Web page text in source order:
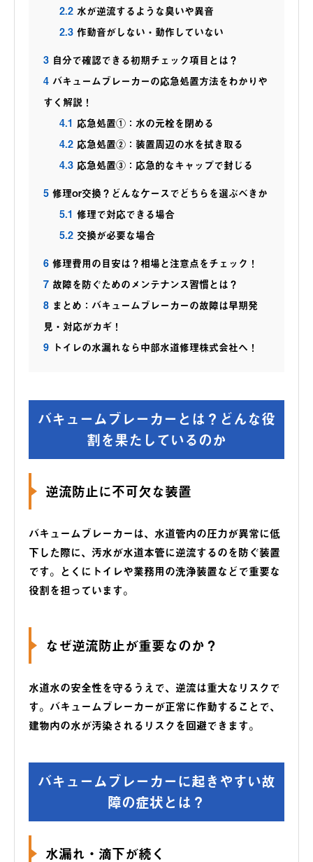
2.2水が逆流するような臭いや異音
2.3作動音がしない・動作していない
3 自分で確認できる初期チェック項目とは？
4 バキュームブレーカーの応急処置方法をわかりや
すく解説！
4.1 応急処置①：水の元栓を閉める
4.2応急処置②：装置周辺の水を拭き取る
4.3応急処置③：応急的なキャップで封じる
5 修理or交換？どんなケースでどちらを選ぶべきか
5.1 修理で対応できる場合
5.2交換が必要な場合
6 修理費用の目安は？相場と注意点をチェック！
7 故障を防ぐためのメンテナンス習慣とは？
8 まとめ：バキュームブレーカーの故障は早期発
見・対応がカギ！
9 トイレの水漏れなら中部水道修理株式会社へ！
バキュームブレーカーとは？どんな役
割を果たしているのか
逆流防止に不可欠な装置
バキュームブレーカーは、水道管内の圧力が異常に低
下した際に、汚水が水道本管に逆流するのを防ぐ装置
です。とくにトイレや業務用の洗浄装置などで重要な
役割を担っています。
なぜ逆流防止が重要なのか？
水道水の安全性を守るうえで、逆流は重大なリスクで
す。バキュームブレーカーが正常に作動することで、
建物内の水が汚染されるリスクを回避できます。
バキュームブレーカーに起きやすい故
障の症状とは？
水漏れ・滴下が続く